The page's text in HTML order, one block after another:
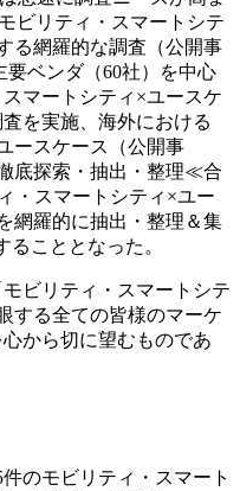
ビリティ・スマートシテ
る網羅的な調査（公開事
要ベンダ（60社）を中心
マートシティ×ユースケ
を実施、海外における
ースケース（公開事
底探索・抽出・整理≪合
・スマートシティ×ユー
網羅的に抽出・整理＆集
こととなった。
ビリティ・スマートシテ
する全ての皆様のマーケ
から切に望むものであ
のモビリティ・スマート